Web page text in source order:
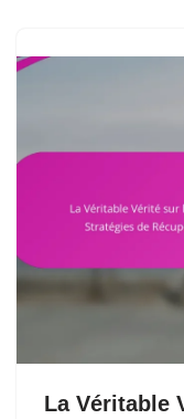
La Véritable